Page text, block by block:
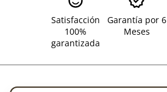
Satisfacción
100%
garantizada
Garantía por 6
Meses